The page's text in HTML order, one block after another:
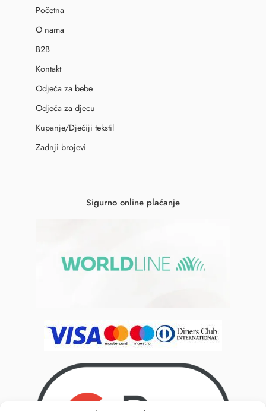
Početna
O nama
B2B
Kontakt
Odjeća za bebe
Odjeća za djecu
Kupanje/Dječiji tekstil
Zadnji brojevi
Sigurno online plaćanje